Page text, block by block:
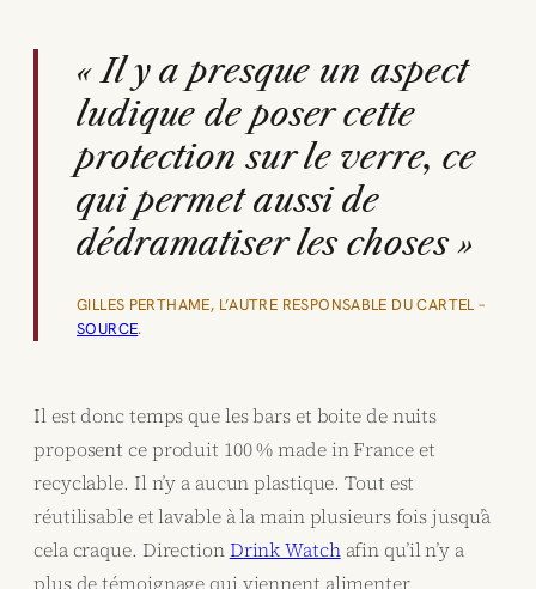
« Il y a presque un aspect
ludique de poser cette
protection sur le verre, ce
qui permet aussi de
dédramatiser les choses »
GILLES PERTHAME, L’AUTRE RESPONSABLE DU CARTEL–
SOURCE.
Il est donc temps que les bars et boite de nuits
proposent ce produit 100 % made in France et
recyclable. Il n’y a aucun plastique. Tout est
réutilisable et lavable à la main plusieurs fois jusqu’à
cela craque. DirectionDrink Watchafin qu’il n’y a
plus de témoignage qui viennent alimenter